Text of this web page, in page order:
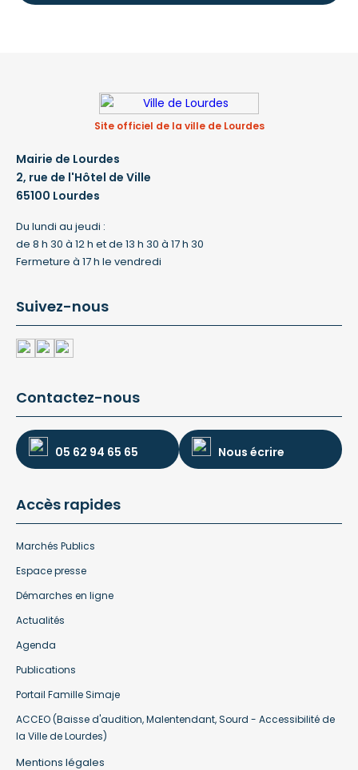
Site officiel de la ville de Lourdes
Mairie de Lourdes
2, rue de l'Hôtel de Ville
65100 Lourdes
Du lundi au jeudi :
de 8 h 30 à 12 h et de 13 h 30 à 17 h 30
Fermeture à 17 h le vendredi
Suivez-nous
Contactez-nous
05 62 94 65 65 Nous écrire
Accès rapides
Marchés Publics
Espace presse
Démarches en ligne
Actualités
Agenda
Publications
Portail Famille Simaje
ACCEO (Baisse d'audition, Malentendant, Sourd - Accessibilité de
la Ville de Lourdes)
Mentions légales